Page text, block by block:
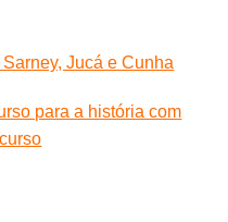
Jucá e Cunha
para a história com